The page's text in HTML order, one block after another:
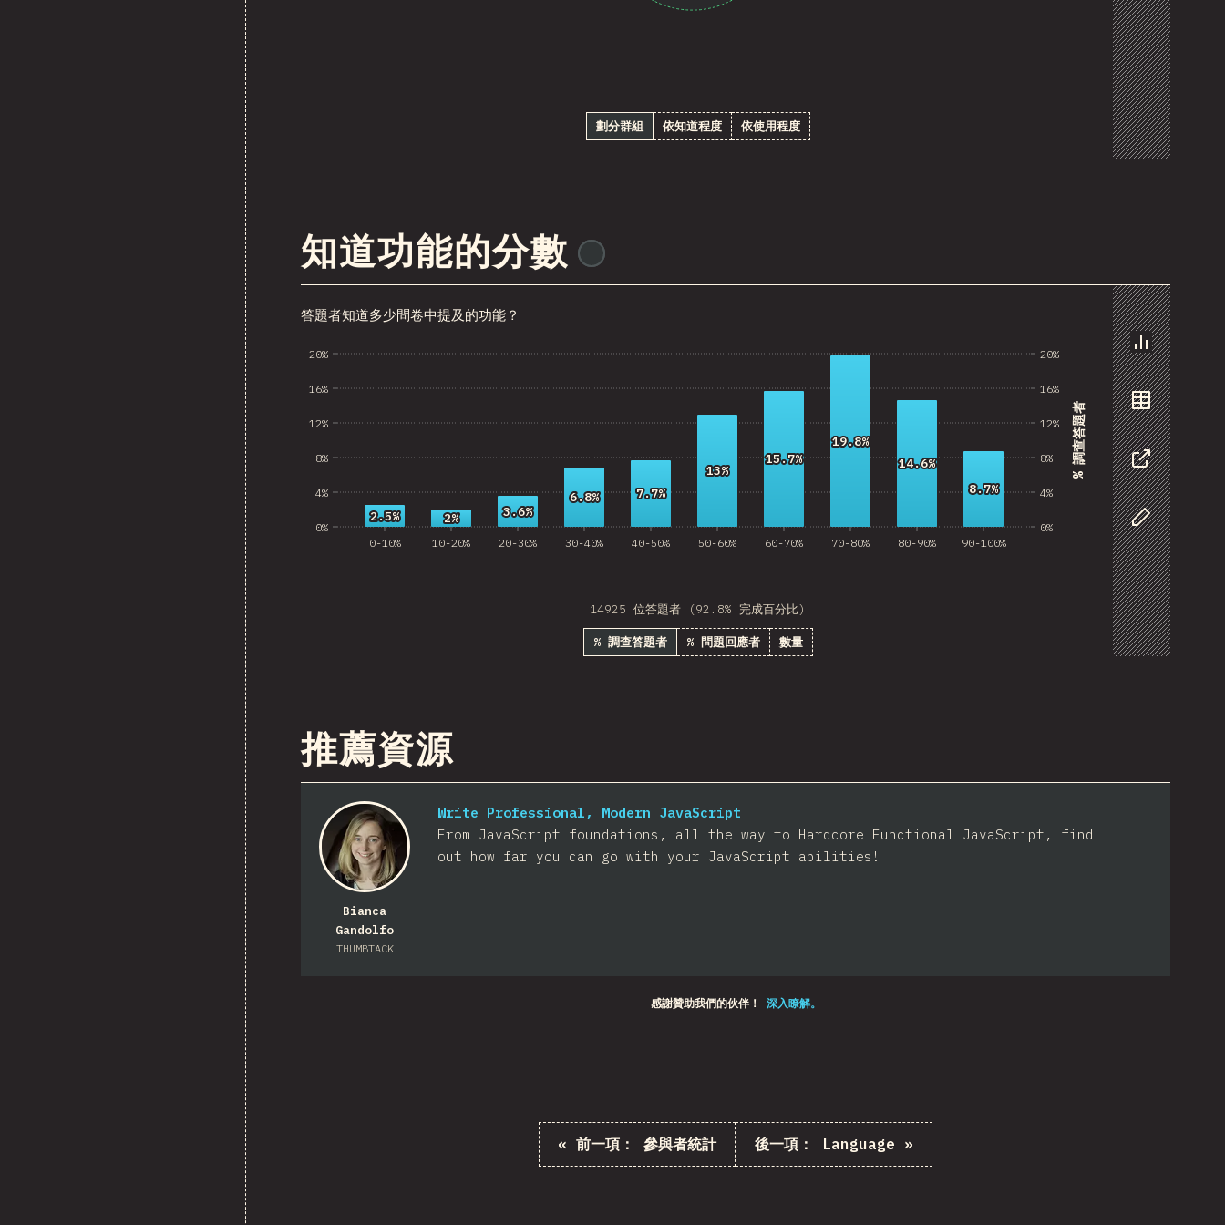
劃分群組 依知道程度 依使用程度
知道功能的分數
圖表
資料
分享
自訂資料
答題者知道多少問卷中提及的功能？
0%
4%
8%
12%
16%
20%
% 調查答題者
0-10% 10-20% 20-30% 30-40% 40-50% 50-60% 60-70% 70-80% 80-90% 90-100%
0%
4%
8%
12%
16%
20%
2.5%
2.5% 2%
2% 3.6%
3.6%
6.8%
6.8% 7.7%
7.7%
13%
13%
15.7%
15.7%
19.8%
19.8%
14.6%
14.6%
8.7%
8.7%
14925 位答題者 (92.8% 完成百分比)
% 調查答題者 % 問題回應者 數量
推薦資源
Bianca
Gandolfo
THUMBTACK
Write Professional, Modern JavaScript
From JavaScript foundations, all the way to Hardcore Functional JavaScript, find
out how far you can go with your JavaScript abilities!
感謝贊助我們的伙伴！ 深入瞭解。
« 前一項： 參與者統計 後一項： Language »